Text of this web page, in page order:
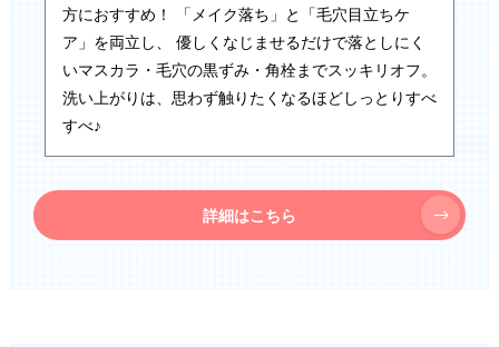
方におすすめ！ 「メイク落ち」と「毛穴目立ちケ
ア」を両立し、 優しくなじませるだけで落としにく
いマスカラ・毛穴の黒ずみ・角栓までスッキリオフ。
洗い上がりは、思わず触りたくなるほどしっとりすべ
すべ♪
詳細はこちら